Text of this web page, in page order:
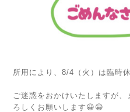
所用により、8/4（火）は臨時
ご迷惑をおかけいたしますが
ろしくお願いします😀😀